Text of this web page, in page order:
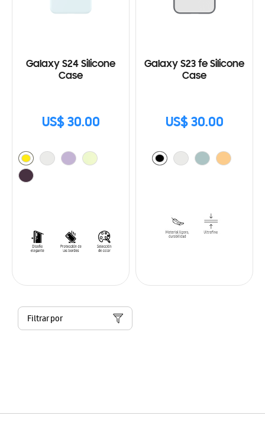
Galaxy S24 Silicone
Case
US$ 30.00
Galaxy S23 fe Silicone
Case
US$ 30.00
Filtrar por